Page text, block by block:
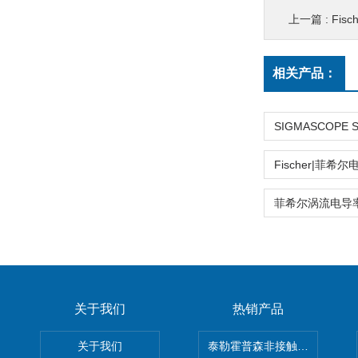
上一篇 :
相关产品：
关于我们
关于我们
热销产品
泰勒霍普森非接触式轮廓仪